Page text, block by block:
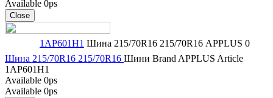
Available 0ps
Close
1AP601H1 Шина 215/70R16 215/70R16 APPLUS 0
Шина 215/70R16 215/70R16 Шини Brand APPLUS Article
1AP601H1
Available 0ps
Available 0ps